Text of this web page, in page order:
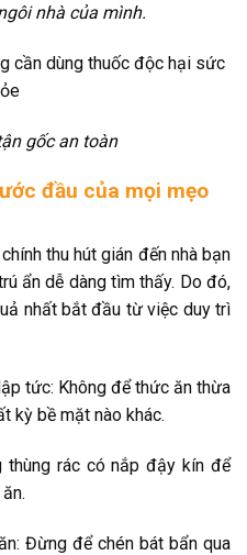
nhà của mình.
gốc an toàn
đầu của mọi mẹo
thu hút gián đến nhà bạn
ẩn dễ dàng tìm thấy. Do đó,
nhất bắt đầu từ việc duy trì
tức: Không để thức ăn thừa
kỳ bề mặt nào khác.
rác có nắp đậy kín để
Đừng để chén bát bẩn qua